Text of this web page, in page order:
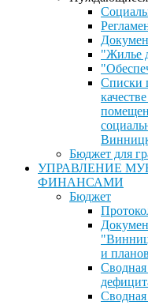
"Жилье
Списки
Бюджет для
УПРАВЛЕНИЕ
ФИНАНСАМИ
Бюджет
и